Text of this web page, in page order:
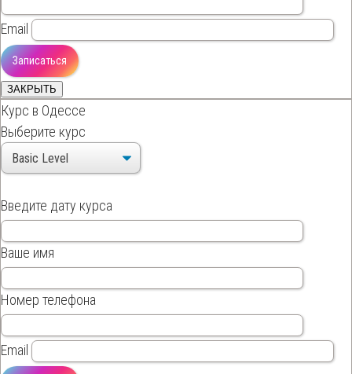
Email
ЗАКРЫТЬ
Курс в Одессе
Выберите курс
Введите дату курса
Ваше имя
Номер телефона
Email